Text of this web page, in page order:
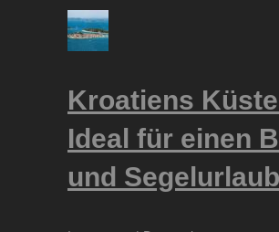
Kroatiens
Ideal für einen
und Segelurlaub